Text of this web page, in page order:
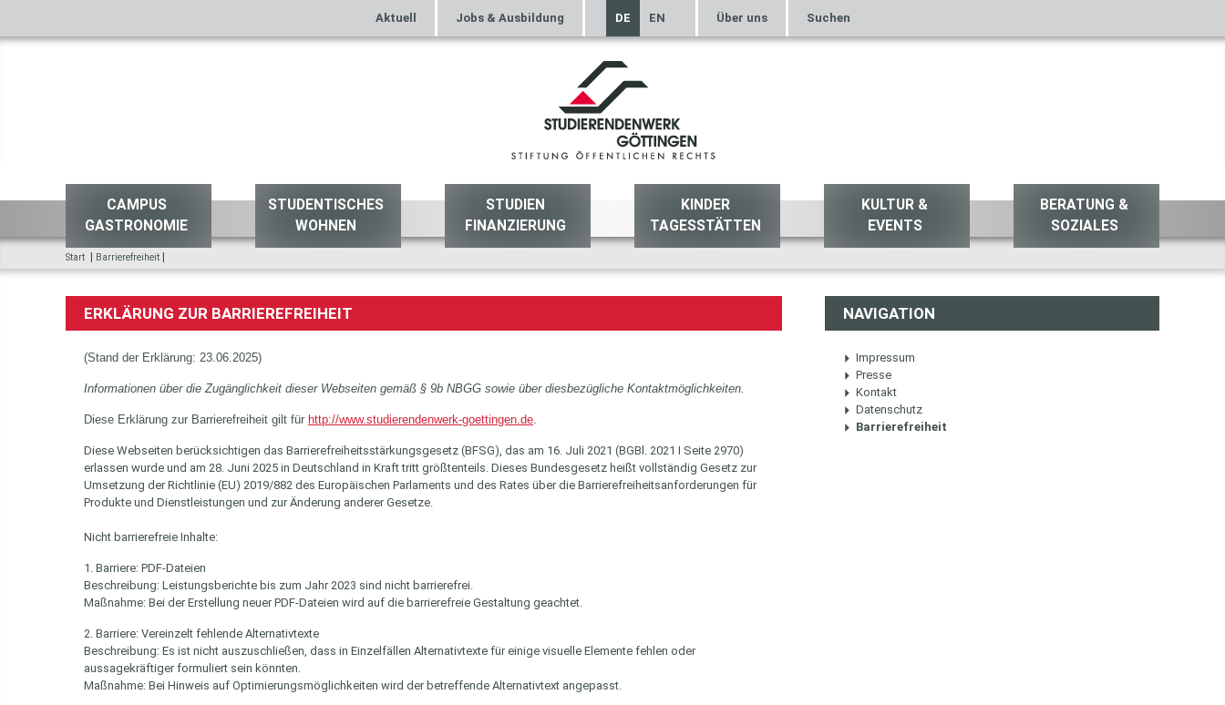
Aktuell Jobs & Ausbildung DE EN Über uns Suchen
CAMPUS
GASTRONOMIE
STUDENTISCHES
WOHNEN
STUDIEN
FINANZIERUNG
KINDER
TAGESSTÄTTEN
KULTUR &
EVENTS
BERATUNG &
SOZIALES
Start | Barrierefreiheit |
ERKLÄRUNG ZUR BARRIEREFREIHEIT
(Stand der Erklärung: 23.06.2025)
Informationen über die Zugänglichkeit dieser Webseiten gemäß § 9b NBGG sowie über diesbezügliche Kontaktmöglichkeiten.
Diese Erklärung zur Barrierefreiheit gilt für http://www.studierendenwerk-goettingen.de.
Diese Webseiten berücksichtigen das Barrierefreiheitsstärkungsgesetz (BFSG), das am 16. Juli 2021 (BGBl. 2021 I Seite 2970)
erlassen wurde und am 28. Juni 2025 in Deutschland in Kraft tritt größtenteils. Dieses Bundesgesetz heißt vollständig Gesetz zur
Umsetzung der Richtlinie (EU) 2019/882 des Europäischen Parlaments und des Rates über die Barrierefreiheitsanforderungen für
Produkte und Dienstleistungen und zur Änderung anderer Gesetze.
Nicht barrierefreie Inhalte:
1. Barriere: PDF-Dateien
Beschreibung: Leistungsberichte bis zum Jahr 2023 sind nicht barrierefrei.
Maßnahme: Bei der Erstellung neuer PDF-Dateien wird auf die barrierefreie Gestaltung geachtet.
2. Barriere: Vereinzelt fehlende Alternativtexte
Beschreibung: Es ist nicht auszuschließen, dass in Einzelfällen Alternativtexte für einige visuelle Elemente fehlen oder
aussagekräftiger formuliert sein könnten.
Maßnahme: Bei Hinweis auf Optimierungsmöglichkeiten wird der betreffende Alternativtext angepasst.
NAVIGATION
Impressum
Presse
Kontakt
Datenschutz
Barrierefreiheit